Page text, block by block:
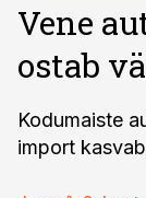
Vene
ostab
Kodumaiste
import